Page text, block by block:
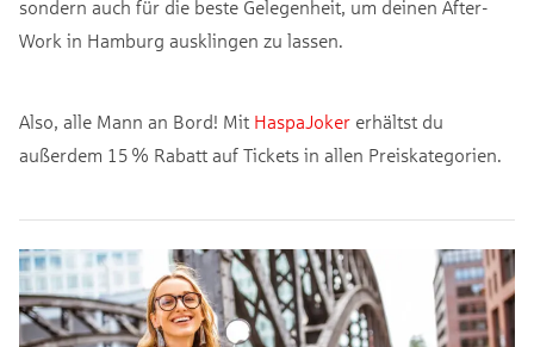
sondern auch für die beste Gelegenheit, um deinen After-
Work in Hamburg ausklingen zu lassen.
Also, alle Mann an Bord! Mit HaspaJoker erhältst du
außerdem 15 % Rabatt auf Tickets in allen Preiskategorien.